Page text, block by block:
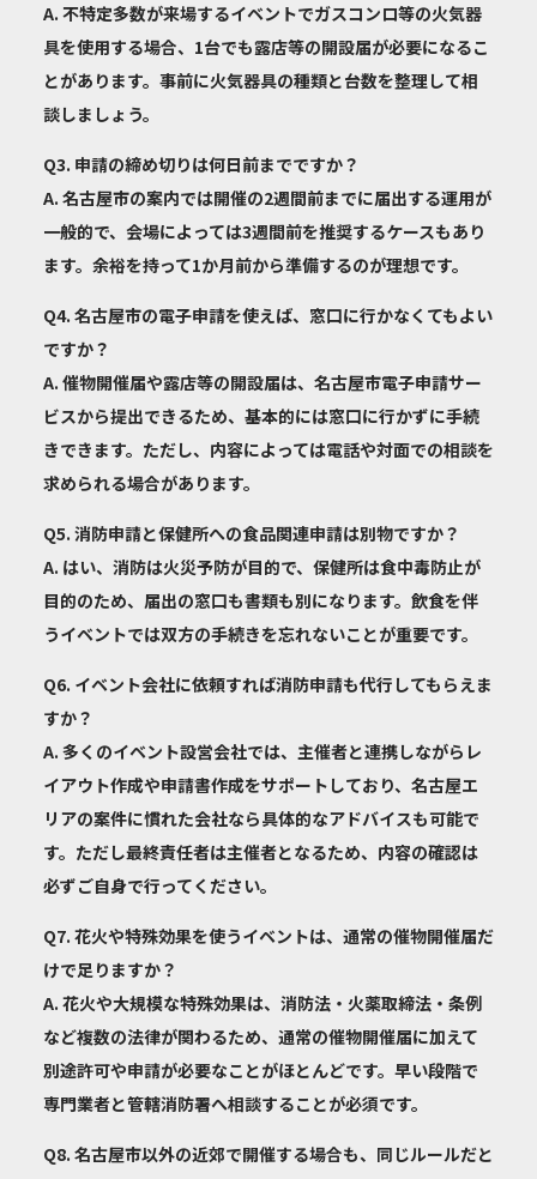
A. 不特定多数が来場するイベントでガスコンロ等の火気器
具を使用する場合、1台でも露店等の開設届が必要になるこ
とがあります。事前に火気器具の種類と台数を整理して相
談しましょう。
Q3. 申請の締め切りは何日前までですか？
A. 名古屋市の案内では開催の2週間前までに届出する運用が
一般的で、会場によっては3週間前を推奨するケースもあり
ます。余裕を持って1か月前から準備するのが理想です。
Q4. 名古屋市の電子申請を使えば、窓口に行かなくてもよい
ですか？
A. 催物開催届や露店等の開設届は、名古屋市電子申請サー
ビスから提出できるため、基本的には窓口に行かずに手続
きできます。ただし、内容によっては電話や対面での相談を
求められる場合があります。
Q5. 消防申請と保健所への食品関連申請は別物ですか？
A. はい、消防は火災予防が目的で、保健所は食中毒防止が
目的のため、届出の窓口も書類も別になります。飲食を伴
うイベントでは双方の手続きを忘れないことが重要です。
Q6. イベント会社に依頼すれば消防申請も代行してもらえま
すか？
A. 多くのイベント設営会社では、主催者と連携しながらレ
イアウト作成や申請書作成をサポートしており、名古屋エ
リアの案件に慣れた会社なら具体的なアドバイスも可能で
す。ただし最終責任者は主催者となるため、内容の確認は
必ずご自身で行ってください。
Q7. 花火や特殊効果を使うイベントは、通常の催物開催届だ
けで足りますか？
A. 花火や大規模な特殊効果は、消防法・火薬取締法・条例
など複数の法律が関わるため、通常の催物開催届に加えて
別途許可や申請が必要なことがほとんどです。早い段階で
専門業者と管轄消防署へ相談することが必須です。
Q8. 名古屋市以外の近郊で開催する場合も、同じルールだと